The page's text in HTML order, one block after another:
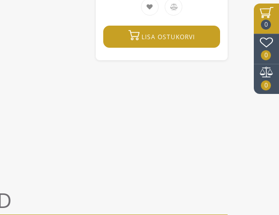
0
0
0
LISA OSTUKORVI